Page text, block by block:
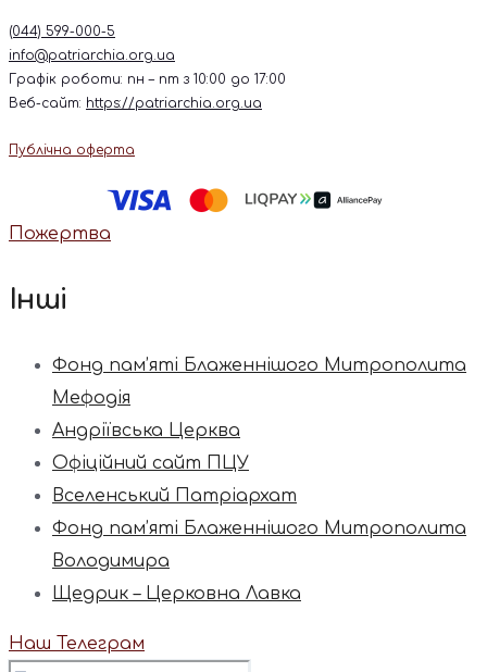
(044) 599-000-5
info@patriarchia.org.ua
Графік роботи: пн – пт з 10:00 до 17:00
Веб-сайт: https://patriarchia.org.ua
Публічна оферта
Пожертва
Інші
Фонд пам’яті Блаженнішого Митрополита
Мефодія
Андріївська Церква
Офіційний сайт ПЦУ
Вселенський Патріархат
Фонд пам’яті Блаженнішого Митрополита
Володимира
Щедрик – Церковна Лавка
Наш Телеграм